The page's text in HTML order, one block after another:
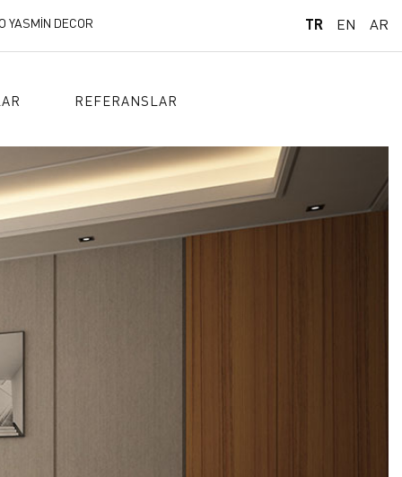
YASMİN DECOR TR EN AR
REFERANSLAR